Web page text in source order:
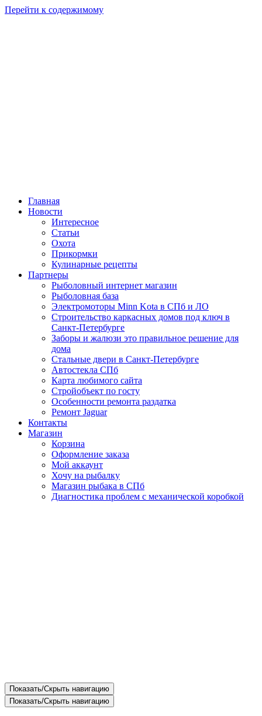
Перейти к содержимому
Главная
Новости
Интересное
Статьи
Охота
Прикормки
Кулинарные рецепты
Партнеры
Рыболовный интернет магазин
Рыболовная база
Электромоторы Minn Kota в СПб и ЛО
Строительство каркасных домов под ключ в
Санкт-Петербурге
Заборы и жалюзи это правильное решение для
дома
Стальные двери в Санкт-Петербурге
Автостекла СПб
Карта любимого сайта
Стройобъект по госту
Особенности ремонта раздатка
Ремонт Jaguar
Контакты
Магазин
Корзина
Оформление заказа
Мой аккаунт
Хочу на рыбалку
Магазин рыбака в СПб
Диагностика проблем с механической коробкой
Показать/Скрыть навигацию
Показать/Скрыть навигацию